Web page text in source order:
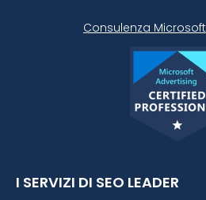
Consulenza Microsoft
I SERVIZI DI SEO LEADER